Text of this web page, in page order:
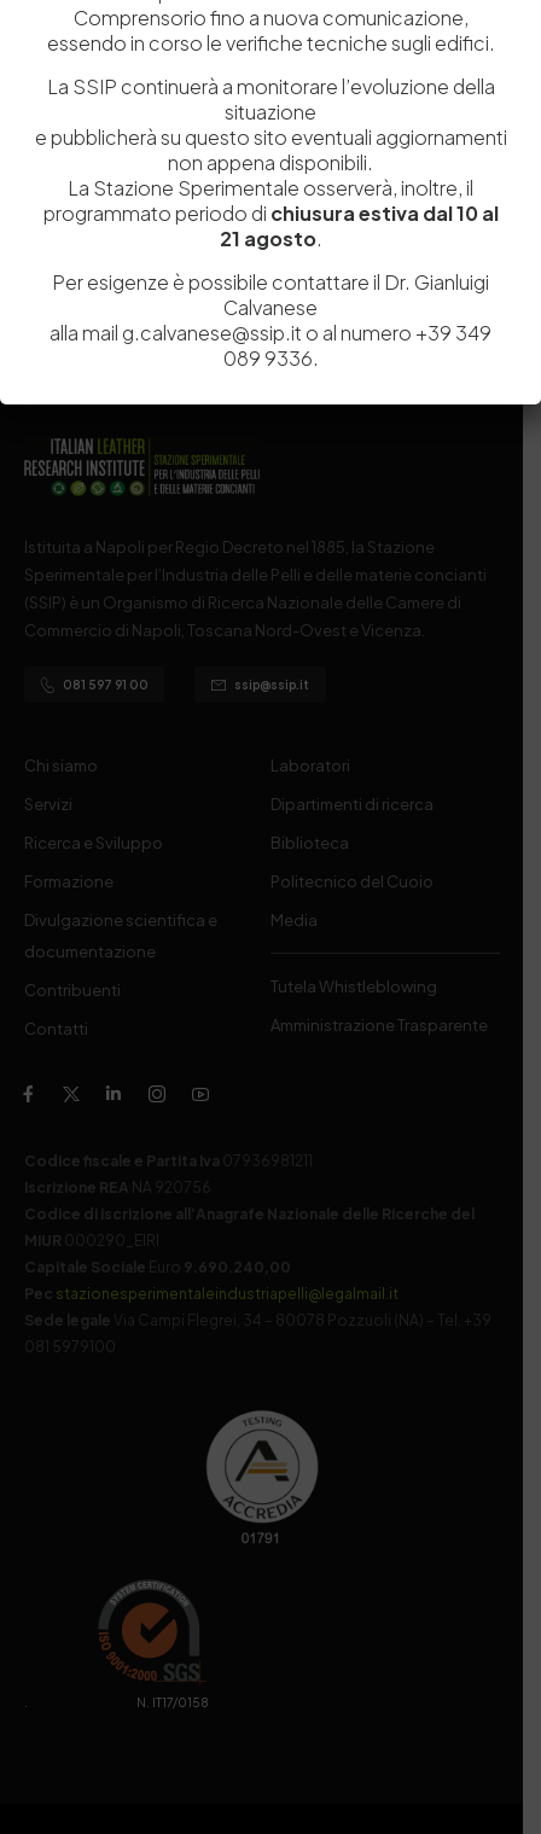
Salva il mio nome, email e sito web in questo browser per la
prossima volta che commento.
Istituita a Napoli per Regio Decreto nel 1885, la Stazione
Sperimentale per l’Industria delle Pelli e delle materie concianti
(SSIP) è un Organismo di Ricerca Nazionale delle Camere di
Commercio di Napoli, Toscana Nord-Ovest e Vicenza.
081 597 91 00 ssip@ssip.it
Chi siamo
Servizi
Ricerca e Sviluppo
Formazione
Divulgazione scientifica e
documentazione
Contribuenti
Contatti
Laboratori
Dipartimenti di ricerca
Biblioteca
Politecnico del Cuoio
Media
Tutela Whistleblowing
Amministrazione Trasparente
Codice fiscale e Partita Iva 07936981211
Iscrizione REA NA 920756
Codice di iscrizione all’Anagrafe Nazionale delle Ricerche del
MIUR 000290_EIRI
Capitale Sociale Euro 9.690.240,00
Pec stazionesperimentaleindustriapelli@legalmail.it
Sede legale
Via Campi Flegrei, 34 – 80078 Pozzuoli (NA) – Tel. +39
081 5979100
. N. IT17/0158
Comprensorio fino a nuova comunicazione,
essendo in corso le verifiche tecniche sugli edifici.
La SSIP continuerà a monitorare l’evoluzione della
situazione
e pubblicherà su questo sito eventuali aggiornamenti
non appena disponibili.
La Stazione Sperimentale osserverà, inoltre, il
programmato periodo di chiusura estiva dal 10 al
21 agosto.
Per esigenze è possibile contattare il Dr. Gianluigi
Calvanese
alla mail g.calvanese@ssip.it o al numero +39 349
089 9336.